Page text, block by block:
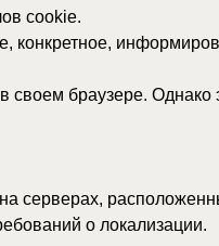
на территории
hello@tessera.art Оператор
ФЗ-152.
на Сайте.